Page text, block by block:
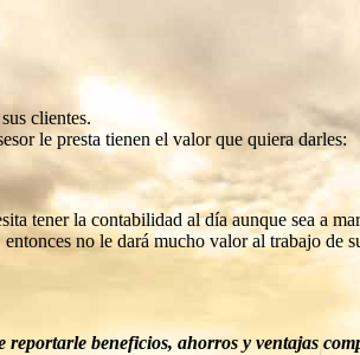
clientes.
le presta tienen el valor que quiera darles:
tener la contabilidad al día aunque sea a
no le dará mucho valor al trabajo de
beneficios, ahorros y ventajas